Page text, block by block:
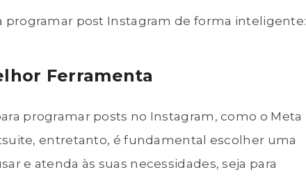
programar post Instagram de forma inteligente:
Ferramenta
programar posts no Instagram, como o Meta
entretanto, é fundamental escolher uma
e atenda às suas necessidades, seja para